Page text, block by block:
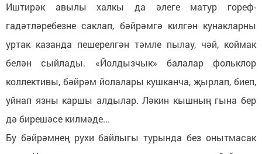
Иштирәк авылы халкы да әлеге матур гореф-
гадәтләребезне саклап, бәйрәмгә килгән кунакларны
уртак казанда пешерелгән тәмле пылау, чәй, коймак
белән сыйлады. «Йолдызчык» балалар фольклор
коллективы, бәйрәм йолалары кушканча, җырлап, биеп,
уйнап язны каршы алдылар. Ләкин кышның гына бер
дә бирешәсе килмәде...
Бу бәйрәмнең рухи байлыгы турында без онытмасак